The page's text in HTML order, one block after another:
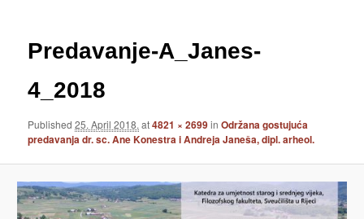
Predavanje-A_Janes-
4_2018
Published25. April 2018. at4821 × 2699inOdržana gostujuća
predavanja dr. sc. Ane Konestra i Andreja Janeša, dipl. arheol.